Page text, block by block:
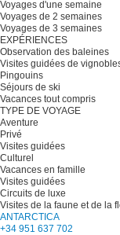
Voyages d'une semaine
Voyages de 2 semaines
Voyages de 3 semaines
EXPÉRIENCES
Observation des baleines
Visites guidées de
Pingouins
Séjours de ski
Vacances tout compris
TYPE DE VOYAGE
Aventure
Privé
Visites guidées
Culturel
Vacances en famille
Visites guidées
Circuits de luxe
Visites de la faune et de la
ANTARCTICA
+34 951 637 702